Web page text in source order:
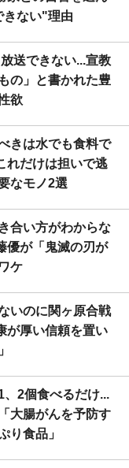
きない"理由
送できない...宣教
の」と書かれた豊
欲
きは水でも食料で
れだけは担いで逃
なモノ2選
合い方がわからな
優が「鬼滅の刃が
ケ
いのに関ヶ原合戦
が厚い信頼を置い
2個食べるだけ...
大腸がんを予防す
り食品」